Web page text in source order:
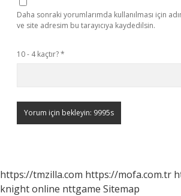
Daha sonraki yorumlarımda kullanılması için
ve site adresim bu tarayıcıya kaydedilsin.
10 - 4 kaçtır?*
https://tmzilla.com https://mofa.com.tr
knight online nttgame Sitemap